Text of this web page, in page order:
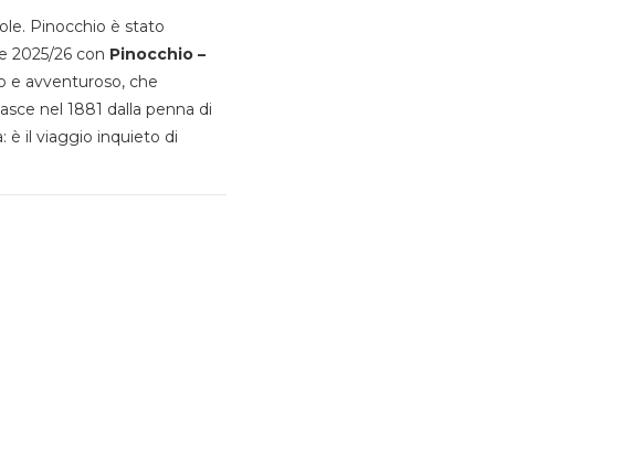
Pinocchio è stato
2025/26 con Pinocchio –
e avventuroso, che
nel 1881 dalla penna di
è il viaggio inquieto di